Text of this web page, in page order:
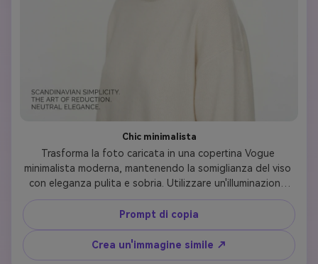
Chic minimalista
Trasforma la foto caricata in una copertina Vogue
minimalista moderna, mantenendo la somiglianza del viso
con eleganza pulita e sobria. Utilizzare un'illuminazione
morbida e uniforme con uno sfondo neutro o bianco.
Vestiti in modo semplice ma raffinato: pensa a girocollo in
cashmere, blazer strutturato o maglieria architettonica in
toni neutri (avorio, beige, grigio, nero). I capelli
dovrebbero essere eleganti e raffinati: un sacco diviso al
Prompt di copia
Crea un'immagine simile ↗